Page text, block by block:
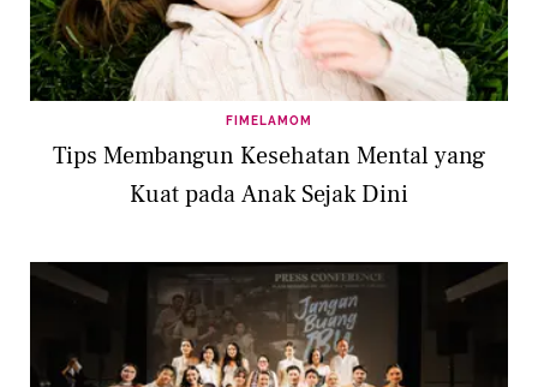
FIMELAMOM
Tips Membangun Kesehatan Mental yang
Kuat pada Anak Sejak Dini